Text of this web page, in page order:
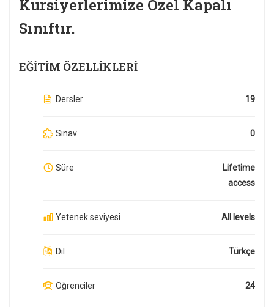
Kursiyerlerimize Özel Kapalı
Sınıftır.
EĞITIM ÖZELLIKLERI
Dersler 19
Sınav 0
Süre
Lifetime
access
Yetenek seviyesi All levels
Dil Türkçe
Öğrenciler 24